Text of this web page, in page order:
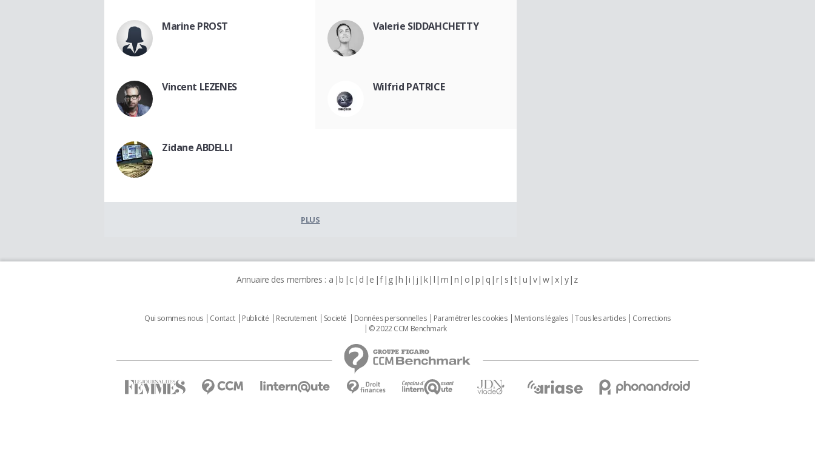
Marine PROST Valerie SIDDAHCHETTY
Vincent LEZENES Wilfrid PATRICE
Zidane ABDELLI
PLUS
Annuaire des membres : a b c d e f g h i j k l m n o p q r s t u v w x y z
Qui sommes nous Contact Publicité Recrutement Societé Données personnelles Paramétrer les cookies Mentions légales Tous les articles
Corrections
© 2022 CCM Benchmark